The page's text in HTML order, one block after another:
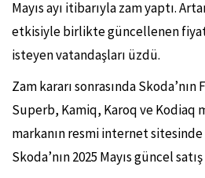
Mayıs ayı itibarıyla zam yaptı.
etkisiyle birlikte güncellenen
isteyen vatandaşları üzdü.
Zam kararı sonrasında
Superb, Kamiq, Karoq ve Kodiaq
markanın resmi internet
Skoda’nın 2025 Mayıs güncel